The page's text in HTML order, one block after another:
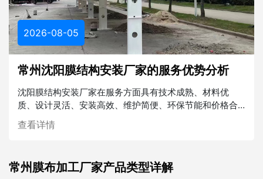
2026-08-05
常州沈阳膜结构安装厂家的服务优势分析
沈阳膜结构安装厂家在服务方面具有技术成熟、材料优
质、设计灵活、安装高效、维护简便、环保节能和价格合
理等多重优势。在未来的建筑行业中，膜结构将发挥越来
越重要的作用
查看详情
常州膜布加工厂家产品类型详解